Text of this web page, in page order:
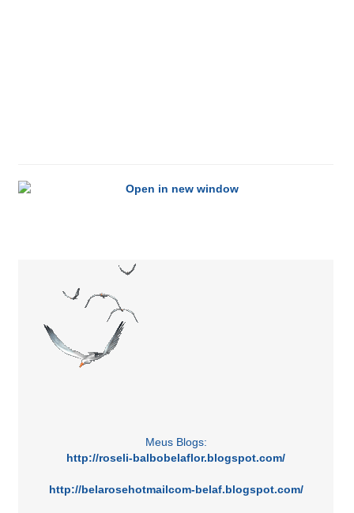
Meus Blogs:
http://roseli-balbobelaflor.blogspot.com/
http://belarosehotmailcom-belaf.blogspot.com/